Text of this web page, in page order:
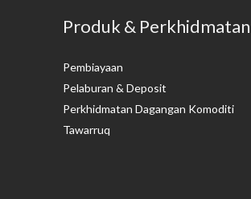
Produk & Perkhidmatan
Pembiayaan
Pelaburan & Deposit
Perkhidmatan Dagangan Komoditi
Tawarruq​